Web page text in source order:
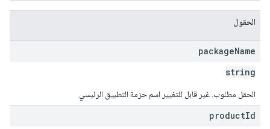
الحقول
packageName
string
الحقل مطلوب. غير قابل للتغيير اسم حزمة التطبيق الرئيسي
productId